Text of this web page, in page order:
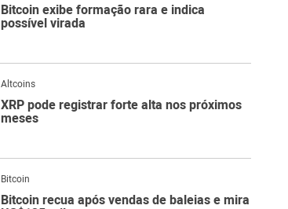
Bitcoin exibe formação rara e indica
possível virada
Altcoins
XRP pode registrar forte alta nos próximos
meses
Bitcoin
Bitcoin recua após vendas de baleias e mira